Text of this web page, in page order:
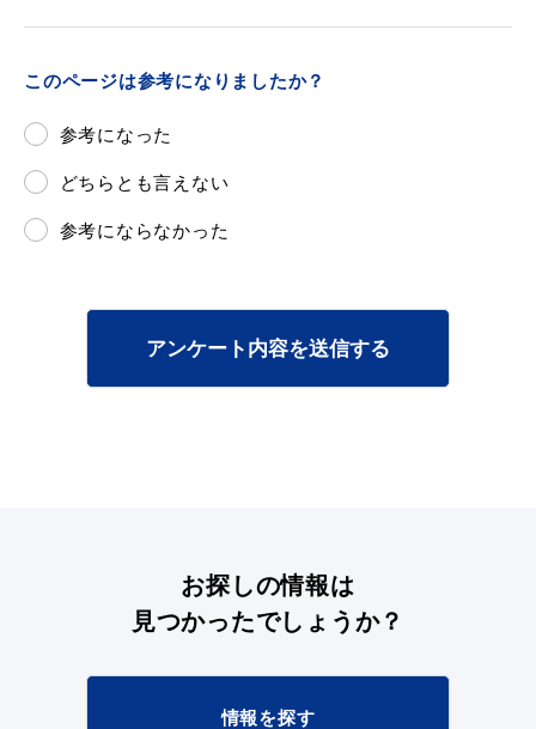
このページは参考になりましたか？
参考になった
どちらとも言えない
参考にならなかった
アンケート内容を送信する
お探しの情報は
見つかったでしょうか？
情報を探す